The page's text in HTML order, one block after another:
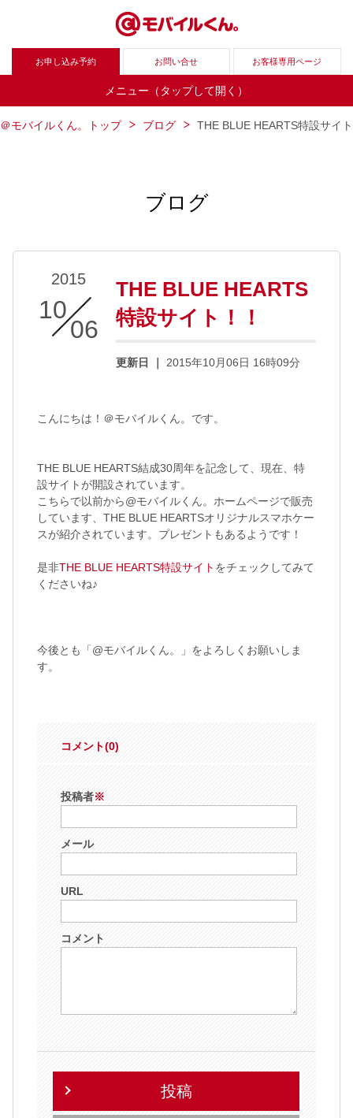
お申し込み予約 お問い合せ お客様専用ページ
メニュー（タップして開く）
＠モバイルくん。トップ ブログ THE BLUE HEARTS特設サイ
ブログ
2015
10
06
THE BLUE HEARTS
特設サイト！！
更新日 ｜2015年10月06日 16時09分
こんにちは！＠モバイルくん。です。
THE BLUE HEARTS結成30周年を記念して、現在、特
設サイトが開設されています。
こちらで以前から@モバイルくん。ホームページで販売
しています、THE BLUE HEARTSオリジナルスマホケー
スが紹介されています。プレゼントもあるようです！
是非THE BLUE HEARTS特設サイト をチェックしてみて
くださいね♪
今後とも「@モバイルくん。」をよろしくお願いしま
す。
コメント(0)
投稿者※
メール
URL
コメント
投稿